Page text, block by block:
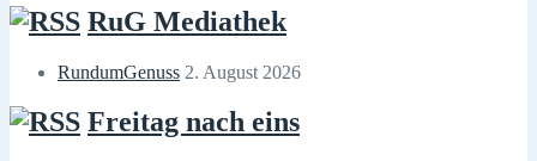
RuG Mediathek
RundumGenuss 2. August 2026
Freitag nach eins